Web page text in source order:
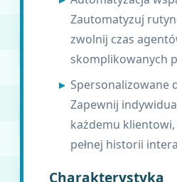
Zautomatyzuj
zwolnij czas
skomplikowanych
Spersonalizowane
Zapewnij
każdemu
pełnej historii
Charakterystyka